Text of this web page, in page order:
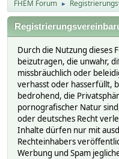
FHEM Forum ►
Durch die Nutzung dieses
beizutragen, die unwahr,
missbräuchlich oder
verhasst oder hasserfüllt,
bedrohend, die
pornografischer Natur
oder deutsches Recht
Inhalte dürfen nur mit
Rechteinhabers
Werbung und Spam